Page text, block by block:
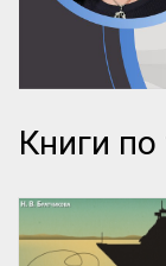
Книги